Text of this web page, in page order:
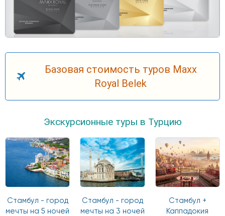
Базовая стоимость туров Maxx
Royal Belek
Экскурсионные туры в Турцию
Стамбул - город
мечты на 5 ночей
Стамбул - город
мечты на 3 ночей
Стамбул +
Каппадокия